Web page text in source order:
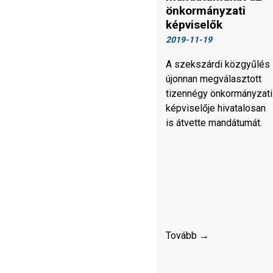
önkormányzati
képviselők
2019-11-19
A szekszárdi közgyűlés
újonnan megválasztott
tizennégy önkormányzati
képviselője hivatalosan
is átvette mandátumát.
Tovább →